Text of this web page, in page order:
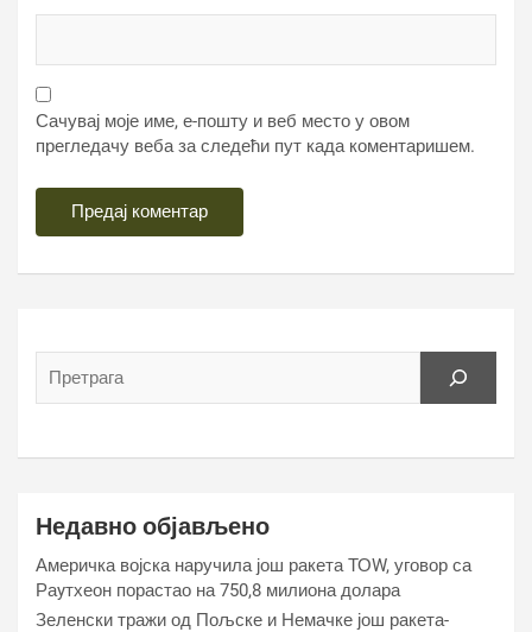
Сачувај моје име, е-пошту и веб место у овом
прегледачу веба за следећи пут када коментаришем.
Недавно објављено
Америчка војска наручила још ракета ТОW, уговор са
Раyтхеон порастао на 750,8 милиона долара
Зеленски тражи од Пољске и Немачке још ракета-